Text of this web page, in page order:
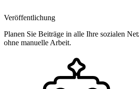
Veröffentlichung
Planen Sie Beiträge in alle Ihre sozialen
ohne manuelle Arbeit.